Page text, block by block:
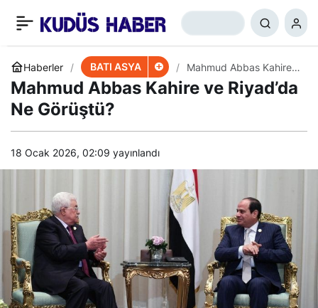
Haberler BATI ASYA
Mahmud Abbas Kahire
ve Riyad’da Ne
Görüştü?
Mahmud Abbas Kahire ve Riyad’da
Ne Görüştü?
18 Ocak 2026, 02:09 yayınlandı
Hizbullah’a Yönelik Askeri
Harekat Lübnan’ın
Felaketi Olur
+ 0 Paylaş